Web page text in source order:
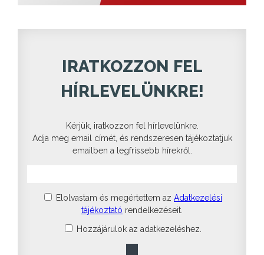
IRATKOZZON FEL
HÍRLEVELÜNKRE!
Kérjük, iratkozzon fel hírlevelünkre.
Adja meg email címét, és rendszeresen tájékoztatjuk
emailben a legfrissebb hírekről.
Elolvastam és megértettem az Adatkezelési
tájékoztató rendelkezéseit.
Hozzájárulok az adatkezeléshez.